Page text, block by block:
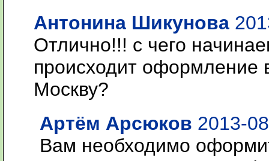
Антонина Шикунова
Отлично!!! с чего
происходит оформление
Москву?
Артём Арсюков 2013-
Вам необходимо